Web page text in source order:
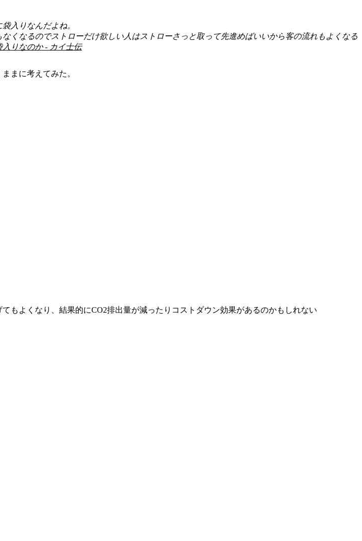
入りなんだよね。
くなるのでストローだけ欲しい人はストローさっと取って先進めばいいから客の流れもよくなる
りなのか - カイ士伝
まに考えてみた。
もよくなり、結果的にCO2排出量が減ったりコストダウン効果があるのかもしれない